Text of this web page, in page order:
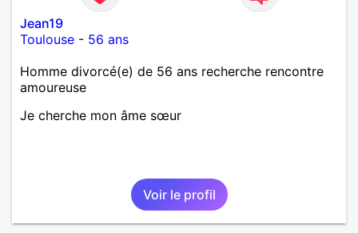
Jean19
Toulouse - 56 ans
Homme divorcé(e) de 56 ans recherche rencontre
amoureuse
Je cherche mon âme sœur
Voir le profil